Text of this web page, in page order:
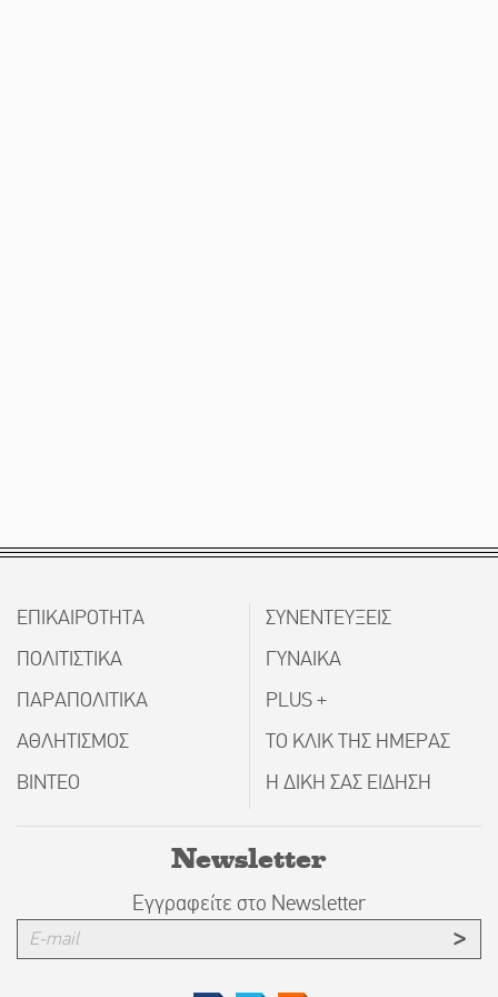
ΕΠΙΚΑΙΡΟΤΗΤΑ
ΠΟΛΙΤΙΣΤΙΚΑ
ΠΑΡΑΠΟΛΙΤΙΚΑ
ΑΘΛΗΤΙΣΜΟΣ
ΒΙΝΤΕΟ
ΣΥΝΕΝΤΕΥΞΕΙΣ
ΓΥΝΑΙΚΑ
PLUS +
ΤΟ ΚΛΙΚ ΤΗΣ ΗΜΕΡΑΣ
Η ΔΙΚΗ ΣΑΣ ΕΙΔΗΣΗ
Newsletter
Εγγραφείτε στο Newsletter